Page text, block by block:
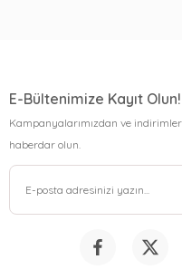
E-Bültenimize Kayıt Olun!
Kampanyalarımızdan ve
haberdar olun.